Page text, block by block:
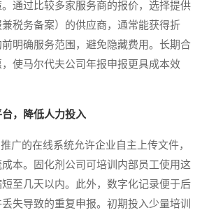
通过比较多家服务商的报价，选择提供
税务备案）的供应商，通常能获得折
明确服务范围，避免隐藏费用。长期合
使马尔代夫公司年报申报更具成本效
，降低人力投入
的在线系统允许企业自主上传文件，
本。固化剂公司可培训内部员工使用这
至几天以内。此外，数字化记录便于后
失导致的重复申报。初期投入少量培训